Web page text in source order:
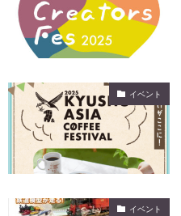
イベント
イベント